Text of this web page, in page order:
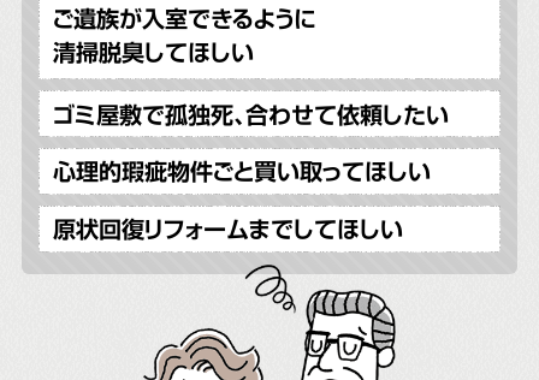
ご遺族が入室できるように
清掃脱臭してほしい
ゴミ屋敷で孤独死、合わせて依頼したい
心理的瑕疵物件ごと買い取ってほしい
原状回復リフォームまでしてほしい